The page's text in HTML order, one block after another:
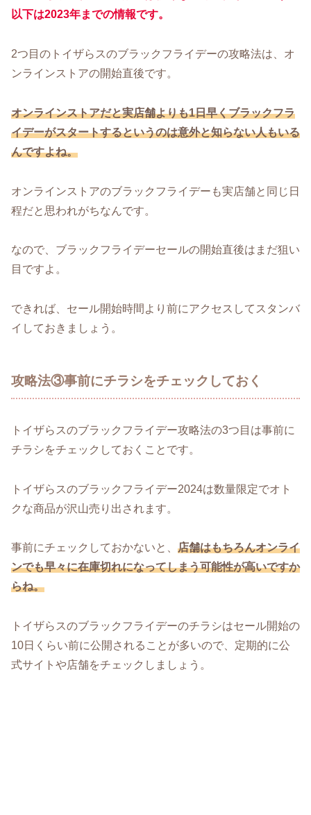
以下は2023年までの情報です。
2つ目のトイザらスのブラックフライデーの攻略法は、オ
ンラインストアの開始直後です。
オンラインストアだと実店舗よりも1日早くブラックフラ
イデーがスタートするというのは意外と知らない人もいる
んですよね。
オンラインストアのブラックフライデーも実店舗と同じ日
程だと思われがちなんです。
なので、ブラックフライデーセールの開始直後はまだ狙い
目ですよ。
できれば、セール開始時間より前にアクセスしてスタンバ
イしておきましょう。
攻略法③事前にチラシをチェックしておく
トイザらスのブラックフライデー攻略法の3つ目は事前に
チラシをチェックしておくことです。
トイザらスのブラックフライデー2024は数量限定でオト
クな商品が沢山売り出されます。
事前にチェックしておかないと、 店舗はもちろんオンライ
ンでも早々に在庫切れになってしまう可能性が高いですか
らね。
トイザらスのブラックフライデーのチラシはセール開始の
10日くらい前に公開されることが多いので、定期的に公
式サイトや店舗をチェックしましょう。